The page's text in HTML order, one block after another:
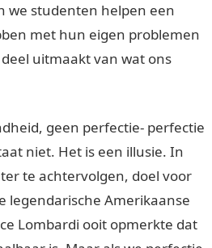
we studenten helpen een
met hun eigen problemen
uitmaakt van wat ons
geen perfectie- perfectie
niet. Het is een illusie. In
te achtervolgen, doel voor
legendarische Amerikaanse
Lombardi ooit opmerkte dat